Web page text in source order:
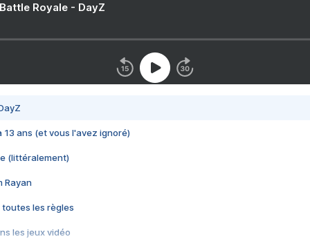
Royale - DayZ
13 ans (et vous l'avez ignoré)
(littéralement)
Rayan
toutes les règles
les jeux vidéo